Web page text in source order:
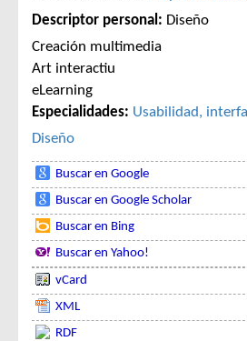
Descriptor personal: Diseño
Creación multimedia
Art interactiu
eLearning
Especialidades: Usabilidad,
Diseño
Buscar en Google
Buscar en Google Scholar
Buscar en Bing
Buscar en Yahoo!
vCard
XML
RDF